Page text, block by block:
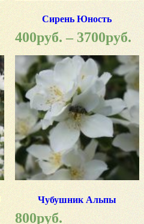
Сирень Юность
400руб. –3700руб.
Чубушник Альпы
800руб.